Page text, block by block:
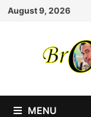
Skip
August 9, 2026
MENU